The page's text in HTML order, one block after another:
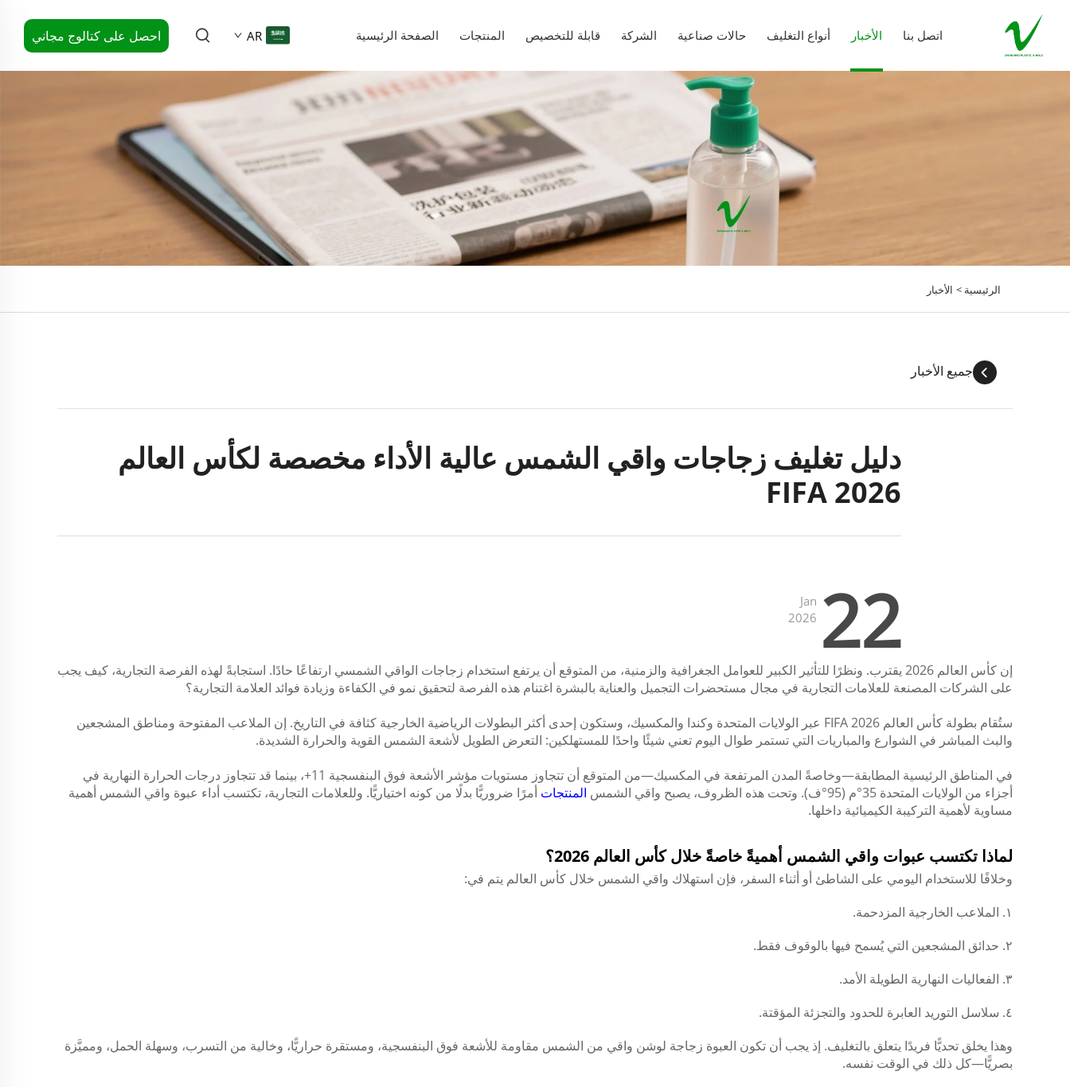
الصفحة الرئيسية المنتجات قابلة للتخصيص الشركة حالات صناعية أنواع التغليف الأخبار اتصل بنا AR احصل على كتالوج مجاني
الرئيسية > الأخبار
جميع الأخبار
دليل تغليف زجاجات واقي الشمس عالية الأداء مخصصة لكأس العالم
FIFA 2026
22
Jan
2026
إن كأس العالم 2026 يقترب. ونظرًا للتأثير الكبير للعوامل الجغرافية والزمنية، من المتوقع أن يرتفع استخدام زجاجات الواقي الشمسي ارتفاعًا حادًا. استجابةً لهذه الفرصة التجارية، كيف يجب
على الشركات المصنعة للعلامات التجارية في مجال مستحضرات التجميل والعناية بالبشرة اغتنام هذه الفرصة لتحقيق نمو في الكفاءة وزيادة فوائد العلامة التجارية؟
ستُقام بطولة كأس العالم FIFA 2026 عبر الولايات المتحدة وكندا والمكسيك، وستكون إحدى أكثر البطولات الرياضية الخارجية كثافة في التاريخ. إن الملاعب المفتوحة ومناطق المشجعين
والبث المباشر في الشوارع والمباريات التي تستمر طوال اليوم تعني شيئًا واحدًا للمستهلكين: التعرض الطويل لأشعة الشمس القوية والحرارة الشديدة.
في المناطق الرئيسية المطابقة—وخاصةً المدن المرتفعة في المكسيك—من المتوقع أن تتجاوز مستويات مؤشر الأشعة فوق البنفسجية 11+، بينما قد تتجاوز درجات الحرارة النهارية في
أجزاء من الولايات المتحدة 35°م (95°ف). وتحت هذه الظروف، يصبح واقي الشمس
المنتجات أمرًا ضروريًّا بدلًا من كونه اختياريًّا. وللعلامات التجارية، تكتسب أداء عبوة واقي الشمس أهمية
مساوية لأهمية التركيبة الكيميائية داخلها.
لماذا تكتسب عبوات واقي الشمس أهميةً خاصةً خلال كأس العالم 2026؟
وخلافًا للاستخدام اليومي على الشاطئ أو أثناء السفر، فإن استهلاك واقي الشمس خلال كأس العالم يتم في:
١. الملاعب الخارجية المزدحمة.
٢. حدائق المشجعين التي يُسمح فيها بالوقوف فقط.
٣. الفعاليات النهارية الطويلة الأمد.
٤. سلاسل التوريد العابرة للحدود والتجزئة المؤقتة.
وهذا يخلق تحديًّا فريدًا يتعلق بالتغليف. إذ يجب أن تكون العبوة زجاجة لوشن واقي من الشمس مقاومة للأشعة فوق البنفسجية، ومستقرة حراريًّا، وخالية من التسرب، وسهلة الحمل، ومميَّزة
بصريًّا—كل ذلك في الوقت نفسه.